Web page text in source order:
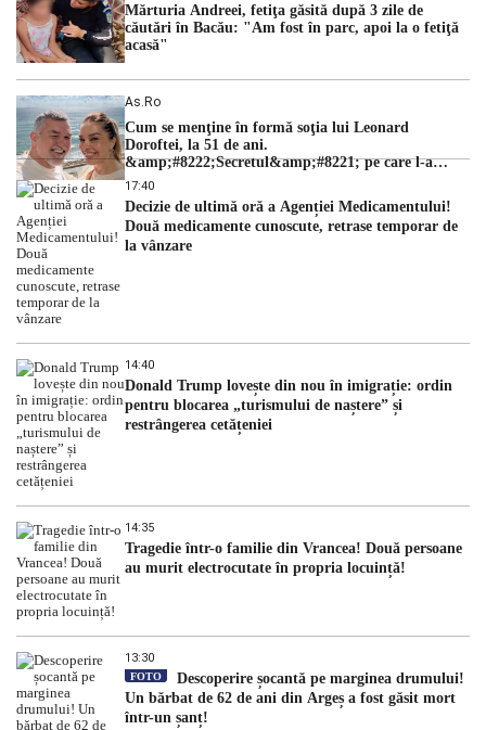
Mărturia Andreei, fetiţa găsită după 3 zile de
căutări în Bacău: "Am fost în parc, apoi la o fetiţă
acasă"
As.ro
Cum se menţine în formă soţia lui Leonard
Doroftei, la 51 de ani.
&amp;#8222;Secretul&amp;#8221; pe care l-a
dezvăluit
17:40
Decizie de ultimă oră a Agenției Medicamentului!
Două medicamente cunoscute, retrase temporar de
la vânzare
14:40
Donald Trump lovește din nou în imigrație: ordin
pentru blocarea „turismului de naștere” și
restrângerea cetățeniei
14:35
Tragedie într-o familie din Vrancea! Două persoane
au murit electrocutate în propria locuință!
13:30
FOTO
Descoperire șocantă pe marginea drumului!
Un bărbat de 62 de ani din Argeș a fost găsit mort
într-un șanț!